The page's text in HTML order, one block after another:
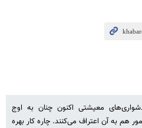
معیشتی اکنون چنان به اوج
هم به آن اعتراف می‌کنند. چاره کار بهره